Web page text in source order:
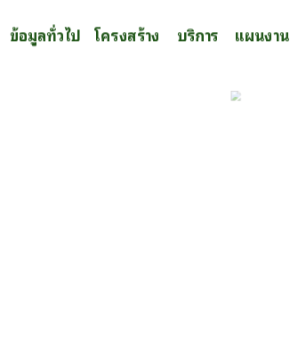
ข้อมูลทั่วไป โครงสร้าง บริการ แผนงาน